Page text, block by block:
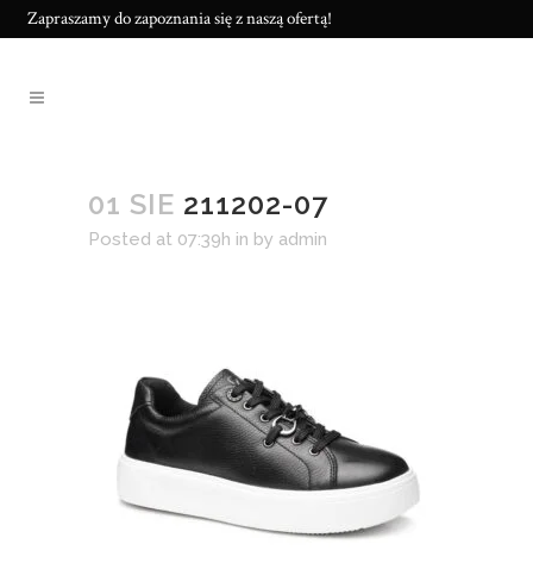
Zapraszamy do zapoznania się z naszą ofertą!
01 SIE 211202-07
Posted at 07:39h in by admin